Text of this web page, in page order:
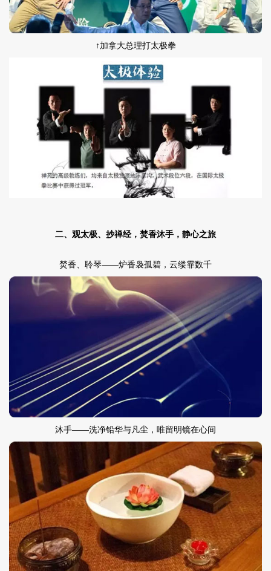
↑加拿大总理打太极拳
二、观太极、抄禅经，焚香沐手，静心之旅
焚香、聆琴——炉香袅孤碧，云缕霏数千
沐手——洗净铅华与凡尘，唯留明镜在心间